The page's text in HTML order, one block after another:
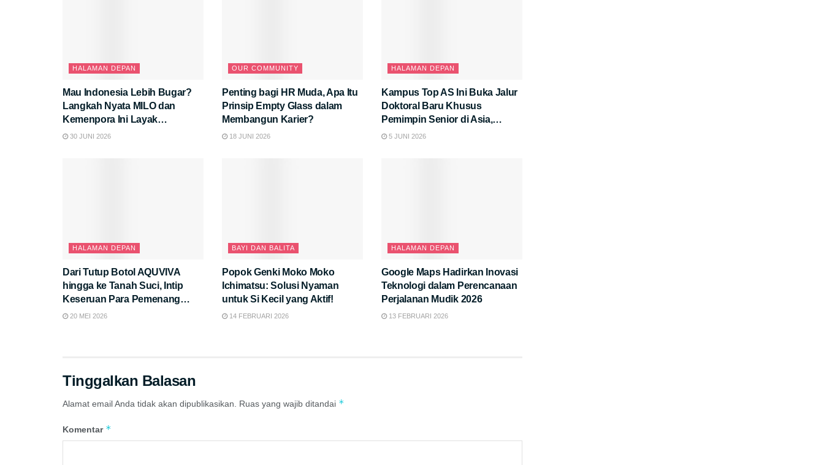
HALAMAN DEPAN
Mau Indonesia Lebih Bugar?
Langkah Nyata MILO dan
Kemenpora Ini Layak
Diapresiasi
30 JUNI 2026
OUR COMMUNITY
Penting bagi HR Muda, Apa Itu
Prinsip Empty Glass dalam
Membangun Karier?
18 JUNI 2026
HALAMAN DEPAN
Kampus Top AS Ini Buka Jalur
Doktoral Baru Khusus
Pemimpin Senior di Asia,
Tertarik?
5 JUNI 2026
HALAMAN DEPAN
Dari Tutup Botol AQUVIVA
hingga ke Tanah Suci, Intip
Keseruan Para Pemenang
Umrah!
20 MEI 2026
BAYI DAN BALITA
Popok Genki Moko Moko
Ichimatsu: Solusi Nyaman
untuk Si Kecil yang Aktif!
14 FEBRUARI 2026
HALAMAN DEPAN
Google Maps Hadirkan Inovasi
Teknologi dalam Perencanaan
Perjalanan Mudik 2026
13 FEBRUARI 2026
Tinggalkan Balasan
Alamat email Anda tidak akan dipublikasikan. Ruas yang wajib ditandai *
Komentar *